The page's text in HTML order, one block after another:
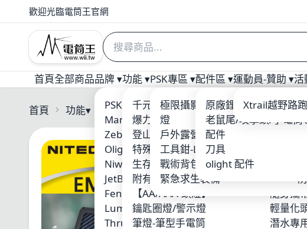
歡迎光臨電筒王官網
首頁全部商品品牌 ▾
PSK 電筒王專業燈具
Weltool
Manker
ARMYTEK
Zebralight
Olight
Niwalker
Xeno
JetBeam
Fenix
MAXTIM 台
Lumintop 雷明兔
KLARUS
ThruNite
SkilHunt
功能 ▾
千元以下優質入門手電筒
爆力遠
爆力照廣型
登山照
登山破霧-黃光
特殊光源-紅/藍/綠光
生存遊戲/警察槍燈
附有磁鐵吸附
工作燈
【AA/AAA-頭燈】
隨身攜
鑰匙圈燈/警示燈
輕量化
筆燈-筆型手電筒
潛水專
PSK專區 ▾
極限攝影 三角架/攝影補光
燈
戶外露營用品
工具鉗-Leatherman
戰術背包-MOLLE系統
緊急求生裝備
配件區 ▾
原廠鋰電池
老鼠尾/攻擊頭/手電筒
配件
刀具
olight 配件
運動員-贊助 ▾
Xtrail越野路跑
活
首頁 功能▾ NiteCore